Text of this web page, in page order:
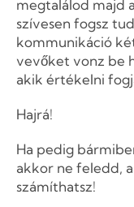
megtalálod majd
szívesen fogsz
kommunikáció
vevőket vonz be
akik értékelni
Hajrá!
Ha pedig
akkor ne feledd,
számíthatsz!